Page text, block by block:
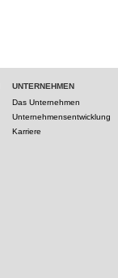
UNTERNEHMEN
Das Unternehmen
Unternehmensentwicklung
Karriere